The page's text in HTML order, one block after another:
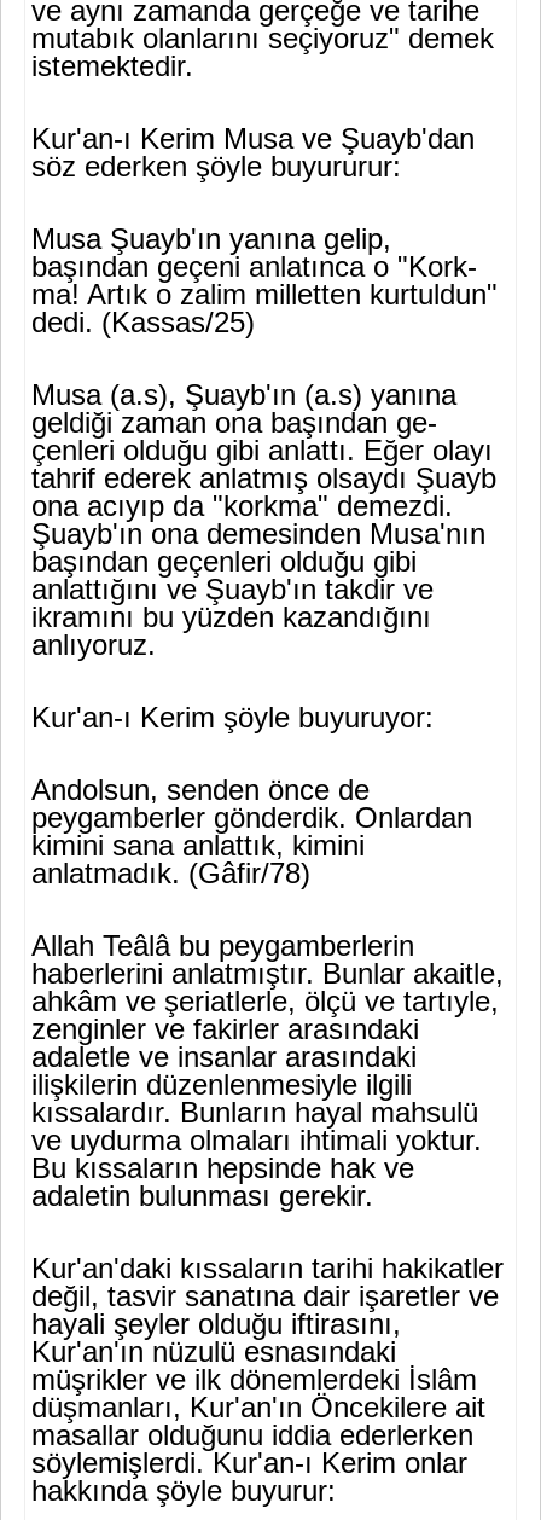
ve aynı zamanda gerçeğe ve tarihe
mutabık olanlarını seçiyoruz" demek
istemektedir.
Kur'an-ı Kerim Musa ve Şuayb'dan
söz ederken şöyle buyururur:
Musa Şuayb'ın yanına gelip,
başından geçeni anlatınca o "Kork­
ma! Artık o zalim milletten kurtuldun"
dedi. (Kassas/25)
Musa (a.s), Şuayb'ın (a.s) yanına
geldiği zaman ona başından ge­
çenleri olduğu gibi anlattı. Eğer olayı
tahrif ederek anlatmış olsay­dı Şuayb
ona acıyıp da "korkma" demezdi.
Şuayb'ın ona demesin­den Musa'nın
başından geçenleri olduğu gibi
anlattığını ve Şu­ayb'ın takdir ve
ikramını bu yüzden kazandığını
anlıyoruz.
Kur'an-ı Kerim şöyle buyuruyor:
Andolsun, senden önce de
peygamberler gönderdik. Onlardan
ki­mini sana anlattık, kimini
anlatmadık. (Gâfir/78)
Allah Teâlâ bu peygamberlerin
haberlerini anlatmıştır. Bunlar akaitle,
ahkâm ve şeriatlerle, ölçü ve tartıyle,
zenginler ve fakirler arasındaki
adaletle ve insanlar arasındaki
ilişkilerin düzenlenme­siyle ilgili
kıssalardır. Bunların hayal mahsulü
ve uydurma olma­ları ihtimali yoktur.
Bu kıssaların hepsinde hak ve
adaletin bulun­ması gerekir.
Kur'an'daki kıssaların tarihi hakikatler
değil, tasvir sanatına dair işaretler ve
hayali şeyler olduğu iftirasını,
Kur'an'ın nüzulü esna­sındaki
müşrikler ve ilk dönemlerdeki İslâm
düşmanları, Kur'an'ın Öncekilere ait
masallar olduğunu iddia ederlerken
söy­lemişlerdi. Kur'an-ı Kerim onlar
hakkında şöyle buyurur: